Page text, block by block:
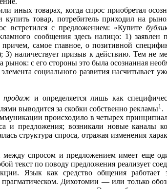
иных товарах, когда спрос приобретал
товар, потребитель приходил на
встретился с предложением: «Купите
сообщения здесь налицо: 1) заявлен
самое главное, о позитивной
3) наличествует при­зыв к действию. Тем не
рынок: с его стороны это была осознанная
социаль­ного развития насчитывает
продажи определяется лишь как
выводится за скобки собственно рекламы1 .
проис­ходило в четырех
и предложения; возникали новые каналы
структура спроса, отражая изменения
между спросом и предложением имеет еще
текст по поводу предложе­ния реализует
Язык как средство общения работает
Дихотомии — или только